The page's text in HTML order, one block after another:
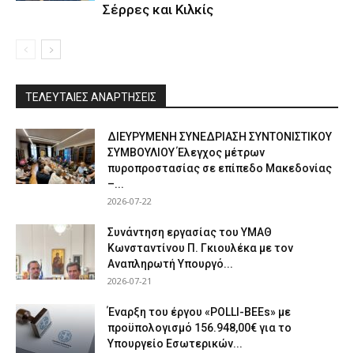
Σέρρες και Κιλκίς
ΤΕΛΕΥΤΑΙΕΣ ΑΝΑΡΤΗΣΕΙΣ
ΔΙΕΥΡΥΜΕΝΗ ΣΥΝΕΔΡΙΑΣΗ ΣΥΝΤΟΝΙΣΤΙΚΟΥ
ΣΥΜΒΟΥΛΙΟΥ Έλεγχος μέτρων
πυροπροστασίας σε επίπεδο Μακεδονίας
–...
2026-07-22
Συνάντηση εργασίας του ΥΜΑΘ
Κωνσταντίνου Π. Γκιουλέκα με τον
Αναπληρωτή Υπουργό...
2026-07-21
Έναρξη του έργου «POLLI-BEEs» με
προϋπολογισμό 156.948,00€ για το
Υπουργείο Εσωτερικών...